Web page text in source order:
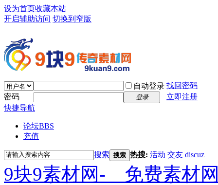
设为首页收藏本站
开启辅助访问 切换到窄版
自动登录 找回密码
密码
登录
立即注册
快捷导航
论坛BBS
充值
搜索 搜索 热搜: 活动 交友 discuz
9块9素材网-＿免费素材